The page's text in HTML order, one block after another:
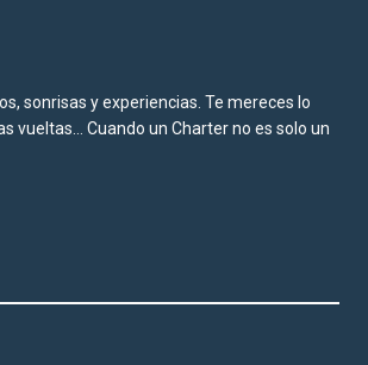
sonrisas y experiencias. Te mereces lo
vueltas… Cuando un Charter no es solo un